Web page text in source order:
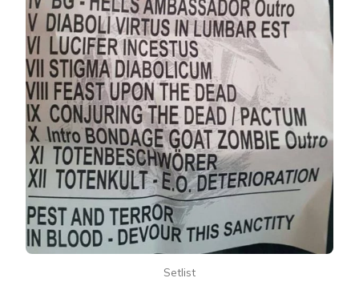
Setlist